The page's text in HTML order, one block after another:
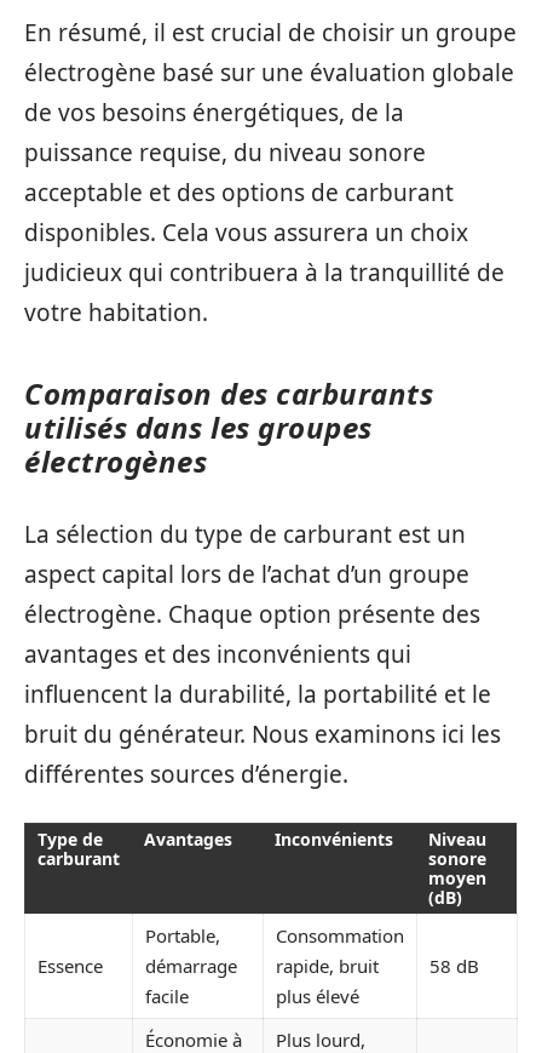
En résumé, il est crucial de choisir un groupe
électrogène basé sur une évaluation globale
de vos besoins énergétiques, de la
puissance requise, du niveau sonore
acceptable et des options de carburant
disponibles. Cela vous assurera un choix
judicieux qui contribuera à la tranquillité de
votre habitation.
Comparaison des carburants
utilisés dans les groupes
électrogènes
La sélection du type de carburant est un
aspect capital lors de l’achat d’un groupe
électrogène. Chaque option présente des
avantages et des inconvénients qui
influencent la durabilité, la portabilité et le
bruit du générateur. Nous examinons ici les
différentes sources d’énergie.
Type de
carburant
Avantages Inconvénients
Niveau
sonore
moyen
(dB)
Essence
Portable,
démarrage
facile
Consommation
rapide, bruit
plus élevé
58 dB
Économie à
Plus lourd,